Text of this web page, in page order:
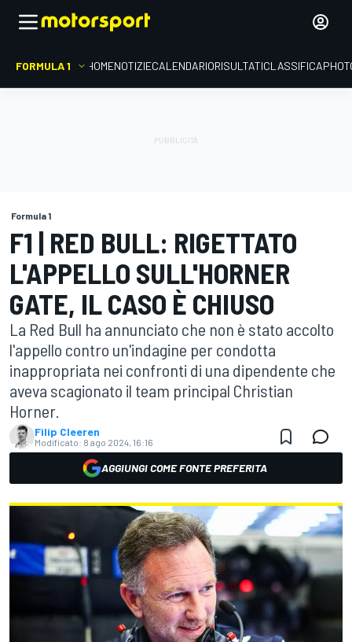
FORMULA 1 HOMENOTIZIECALENDARIORISULTATICLASSIFICA
Formula 1
F1 | RED BULL: RIGETTATO
L'APPELLO SULL'HORNER
GATE, IL CASO È CHIUSO
La Red Bull ha annunciato che non è stato accolto
l'appello contro un'indagine per condotta
inappropriata nei confronti di una dipendente che
aveva scagionato il team principal Christian
Horner.
Filip Cleeren
Modificato: 8 ago 2024, 16:16
AGGIUNGI COME FONTE PREFERITA